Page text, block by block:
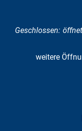
Klicken, um
Geschlossen:
weitere